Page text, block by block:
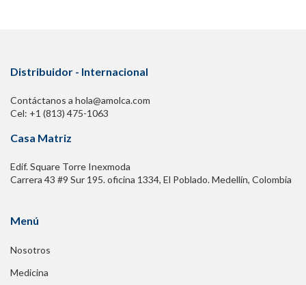
Distribuidor - Internacional
Contáctanos a hola@amolca.com
Cel: +1 (813) 475-1063
Casa Matriz
Edif. Square Torre Inexmoda
Carrera 43 #9 Sur 195. oficina 1334, El Poblado. Medellín, Colombia
Menú
Nosotros
Medicina